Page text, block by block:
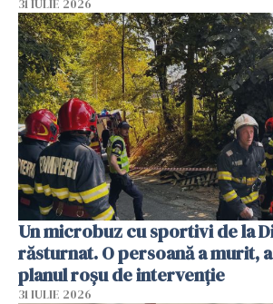
31 IULIE 2026
Un microbuz cu sportivi de la
răsturnat. O persoană a murit,
planul roșu de intervenție
31 IULIE 2026